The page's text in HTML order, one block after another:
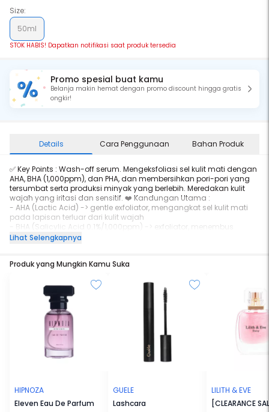
Size:
50ml
STOK HABIS! Dapatkan notifikasi saat produk tersedia
Promo spesial buat kamu
Belanja makin hemat dengan promo discount hingga gratis
ongkir!
Details Cara Penggunaan Bahan Produk
✅ Key Points : Wash-off serum. Mengeksfoliasi sel kulit mati dengan
AHA, BHA (1,000ppm), dan PHA, dan membersihkan pori-pori yang
tersumbat serta produksi minyak yang berlebih. Meredakan kulit
wajah yang iritasi dan sensitif. ❤️ Kandungan Utama :
- AHA (Lactic Acid) -> gentle exfoliator, mengangkat sel kulit mati
pada lapisan terluar dari kulit wajah
- BHA (Salicylic Acid 0.1%/1,000ppm) -> exfoliator, menembus
hingga lapisan terdalam untuk membersihkan pori-pori
Rice Flowers, membantu kulit yang sensitif dari paparan sekitar
iritasi/kemerahan
Lihat Selengkapnya
Produk yang Mungkin Kamu Suka
HIPNOZA
Eleven Eau De Parfum
GUELE
Lashcara
LILITH & EVE
[CLEARANCE